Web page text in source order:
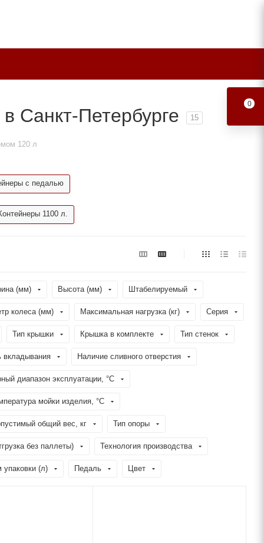
Санкт-Петербурге 15
120 л
с педалью
1100 л.
(мм) Высота (мм) Штабелируемый
колеса (мм) Максимальная нагрузка (кг) Серия
Тип крышки Крышка в комплекте Тип стенок
вкладывания Наличие сливного отверстия
диапазон эксплуатации, °C
мойки изделия, °C
общий вес, кг Тип опоры
без паллеты) Технология производства
(л) Педаль Цвет
0